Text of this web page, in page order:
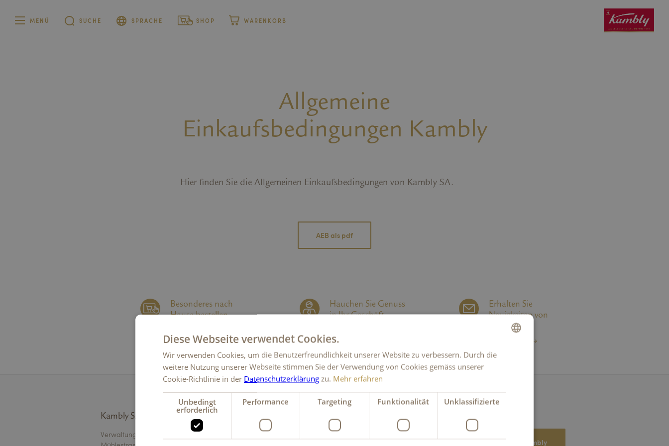
MENÜ SUCHE SPRACHE SHOP WARENKORB
Allgemeine
Einkaufsbedingungen Kambly
Hier finden Sie die Allgemeinen Einkaufsbedingungen von Kambly SA.
AEB als pdf
Besonderes nach
Hause bestellen
Hauchen Sie Genuss
in Ihr Geschäft
Erhalten Sie
Neuigkeiten von
Kambly
Kambly SA
Verwaltung
Kambly Direktverkauf
Onlineshop Privatkunden
webshop@kambly.ch
Haben Sie Fragen?
Mitteilung an Kambly
GERMAN
ENGLISH
Diese Webseite verwendet Cookies.
Wir verwenden Cookies, um die Benutzerfreundlichkeit unserer Website zu verbessern. Durch die
weitere Nutzung unserer Webseite stimmen Sie der Verwendung von Cookies gemäss unserer
Cookie-Richtlinie in der Datenschutzerklärung zu. Mehr erfahren
Unbedingt
erforderlich
Performance Targeting Funktionalität Unklassifizierte